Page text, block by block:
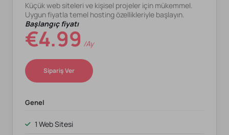
Küçük web siteleri ve kişisel projeler için mükemmel.
Uygun fiyatla temel hosting özellikleriyle başlayın.
Başlangıç fiyatı
€4.99 /ay
Sipariş Ver
Genel
1 Web Sitesi